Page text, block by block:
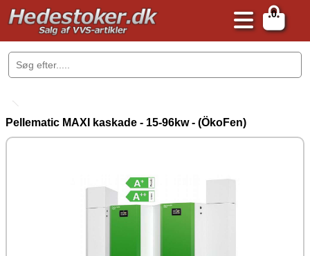
0
.
Pellematic MAXI kaskade - 15-96kw - (ÖkoFen)